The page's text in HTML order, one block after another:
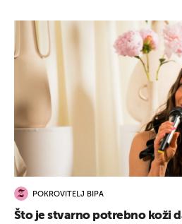
POKROVITELJ BIPA
Što je stvarno potrebno koži